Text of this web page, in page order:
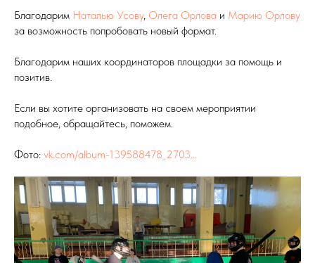
Благодарим Наталью Усову, Олега Орлова и Марию Орлову
за возможность попробовать новый формат.
Благодарим наших координаторов площадки за помощь и
позитив.
Если вы хотите организовать на своем мероприятии
подобное, обращайтесь, поможем.
Фото: vk.com/album-139588478_2703...